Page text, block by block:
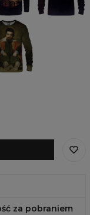
za pobraniem